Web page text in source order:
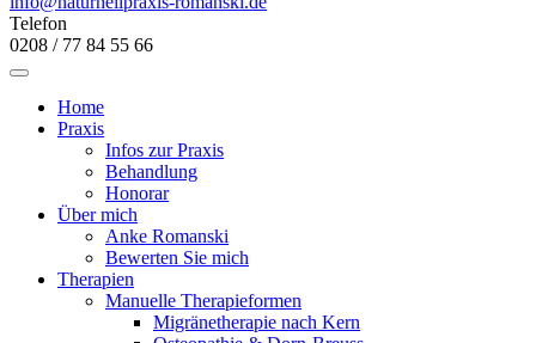
Telefon
0208 / 77 84 55 66
Home
Praxis
Infos zur Praxis
Behandlung
Honorar
Über mich
Anke Romanski
Bewerten Sie mich
Therapien
Manuelle Therapieformen
Migränetherapie nach Kern